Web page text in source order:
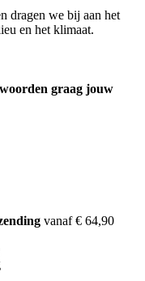
dragen we bij aan het
en het klimaat.
graag jouw
vanaf € 64,90